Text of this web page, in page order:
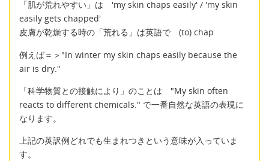
「肌が荒れやすい」は 'my skin chaps easily' / 'my skin
easily gets chapped'
皮膚が乾燥する時の「荒れる」は英語で (to) chap
例えば＝＞"In winter my skin chaps easily because the
air is dry."
「科学物質との接触により」のことは "My skin often
reacts to different chemicals." で一番自然な英語の表現に
なります。
上記の英訳例どれでも生まれつきという意味が入っていま
す。